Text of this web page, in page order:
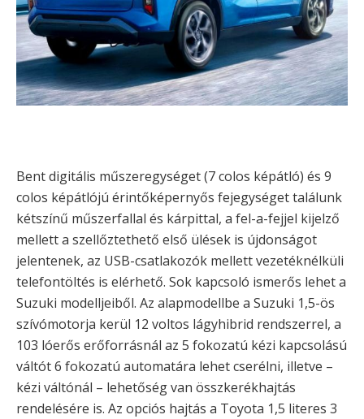
Bent digitális műszeregységet (7 colos képátló) és 9
colos képátlójú érintőképernyős fejegységet találunk
kétszínű műszerfallal és kárpittal, a fel-a-fejjel kijelző
mellett a szellőztethető első ülések is újdonságot
jelentenek, az USB-csatlakozók mellett vezetéknélküli
telefontöltés is elérhető. Sok kapcsoló ismerős lehet a
Suzuki modelljeiből. Az alapmodellbe a Suzuki 1,5-ös
szívómotorja kerül 12 voltos lágyhibrid rendszerrel, a
103 lóerős erőforrásnál az 5 fokozatú kézi kapcsolású
váltót 6 fokozatú automatára lehet cserélni, illetve –
kézi váltónál – lehetőség van összkerékhajtás
rendelésére is. Az opciós hajtás a Toyota 1,5 literes 3